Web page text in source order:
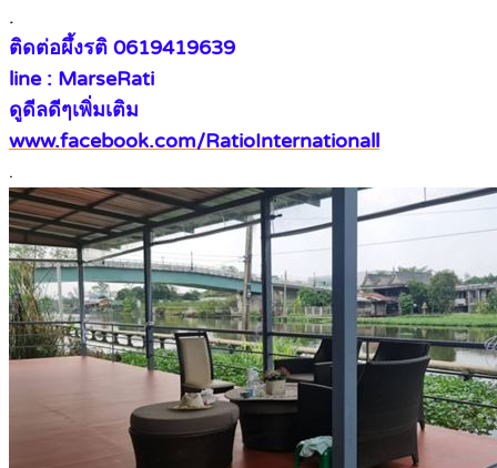
.
ติดต่อผึ้งรติ 0619419639
line : MarseRati
ดูดีลดีๆเพิ่มเติม
www.facebook.com/RatioInternationall
.